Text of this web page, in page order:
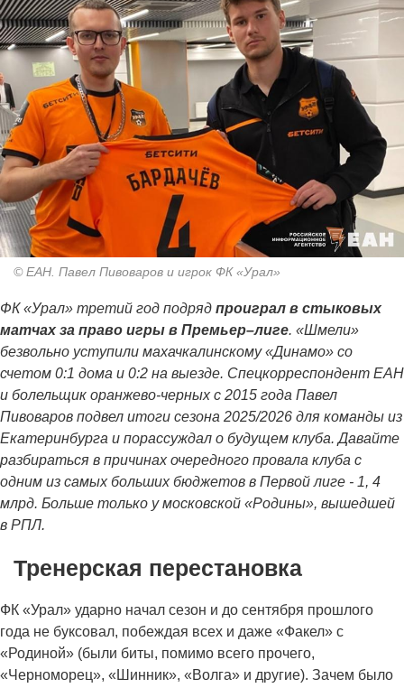
© ЕАН. Павел Пивоваров и игрок ФК «Урал»
ФК «Урал» третий год подряд проиграл в стыковых
матчах за право игры в Премьер–лиге. «Шмели»
безвольно уступили махачкалинскому «Динамо» со
счетом 0:1 дома и 0:2 на выезде. Спецкорреспондент ЕАН
и болельщик оранжево-черных с 2015 года Павел
Пивоваров подвел итоги сезона 2025/2026 для команды из
Екатеринбурга и порассуждал о будущем клуба. Давайте
разбираться в причинах очередного провала клуба с
одним из самых больших бюджетов в Первой лиге - 1, 4
млрд. Больше только у московской «Родины», вышедшей
в РПЛ.
Тренерская перестановка
ФК «Урал» ударно начал сезон и до сентября прошлого
года не буксовал, побеждая всех и даже «Факел» с
«Родиной» (были биты, помимо всего прочего,
«Черноморец», «Шинник», «Волга» и другие). Зачем было